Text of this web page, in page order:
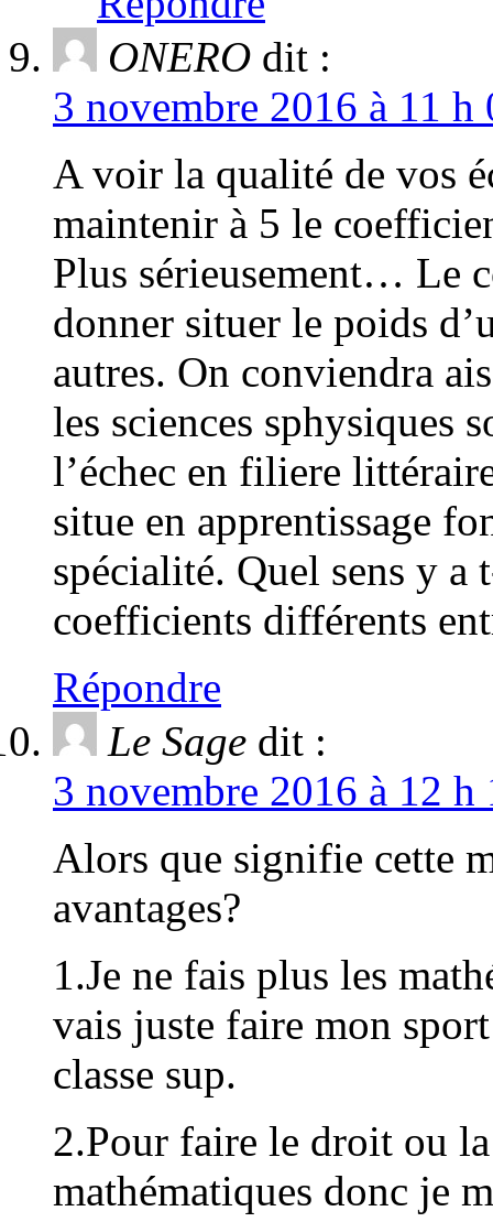
ONERO dit :
3 novembre 2016 à 11
A voir la qualité de vos
maintenir à 5 le
Plus sérieusement… Le
donner situer le poids
autres. On conviendra
les sciences sphysiques
l’échec en filiere
situe en apprentissage
spécialité. Quel sens y a
coefficients différents
Répondre
Le Sage dit :
3 novembre 2016 à 12
Alors que signifie cette
avantages?
1.Je ne fais plus les
vais juste faire mon
classe sup.
2.Pour faire le droit ou
mathématiques donc je